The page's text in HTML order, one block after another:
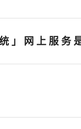
」 网 上 服 务